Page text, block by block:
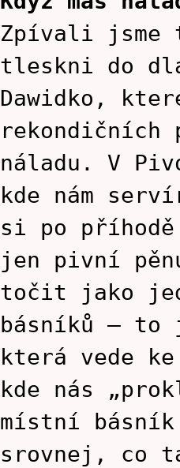
Zpívali jsme
tleskni do
Dawidko,
rekondičních
náladu. V
kde nám
si po
jen pivní
točit jako
básníků – to
která vede
kde nás
místní básník
srovnej, co